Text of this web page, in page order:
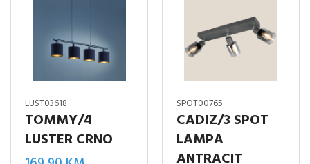
LUST03618
TOMMY/4
LUSTER CRNO
SPOT00765
CADIZ/3 SPOT
LAMPA
ANTRACIT